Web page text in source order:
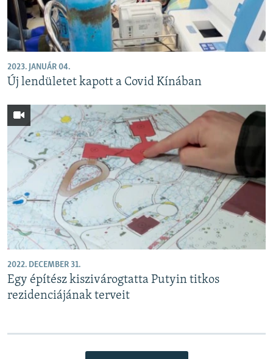
2023. JANUÁR 04.
Új lendületet kapott a Covid Kínában
2022. DECEMBER 31.
Egy építész kiszivárogtatta Putyin titkos
rezidenciájának terveit